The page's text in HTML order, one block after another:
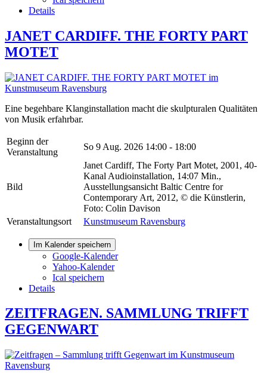
Details
JANET CARDIFF. THE FORTY PART
MOTET
Eine begehbare Klanginstallation macht die skulpturalen Qualitäten
von Musik erfahrbar.
Beginn der
Veranstaltung
So 9 Aug. 2026 14:00 - 18:00
Bild
Janet Cardiff, The Forty Part Motet, 2001, 40-
Kanal Audioinstallation, 14:07 Min.,
Ausstellungsansicht Baltic Centre for
Contemporary Art, 2012, © die Künstlerin,
Foto: Colin Davison
Veranstaltungsort
Kunstmuseum Ravensburg
Im Kalender speichern
Google-Kalender
Yahoo-Kalender
Ical speichern
Details
ZEITFRAGEN. SAMMLUNG TRIFFT
GEGENWART